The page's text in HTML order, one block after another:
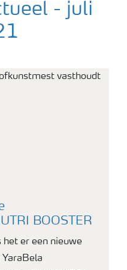
- juli
BOOSTER
het er een nieuwe